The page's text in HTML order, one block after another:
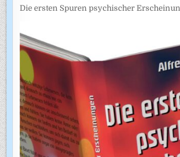
Die ersten Spuren psychischer